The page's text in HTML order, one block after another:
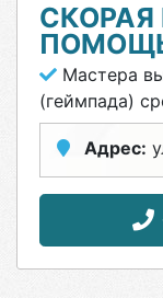
Мастера
(геймпада)
Адрес: